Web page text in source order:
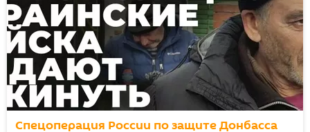
Спецоперация России по защите Донбасса